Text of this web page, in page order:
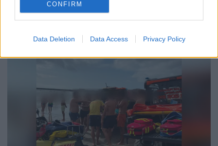
CONFIRM
Data Deletion Data Access Privacy Policy